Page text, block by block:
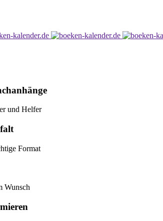
und Helfer
Format
Wunsch